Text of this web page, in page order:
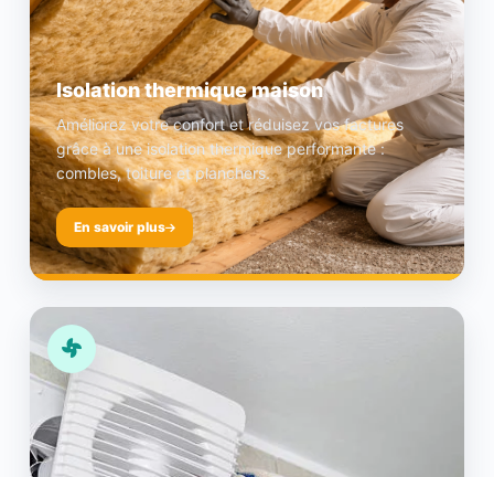
Isolation thermique maison
Améliorez votre confort et réduisez vos factures
grâce à une isolation thermique performante :
combles, toiture et planchers.
En savoir plus